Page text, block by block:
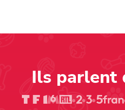
Ils parlent